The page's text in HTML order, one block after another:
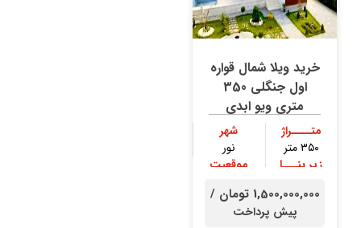
خرید ویلا شمال قواره
اول جنگلی 350
متری ویو ابدی
متــــراژ
۳۵۰ متر
شهر
نور
زیر بنـــا
موقعیت
1,500,000,000 تومان /
پیش پرداخت